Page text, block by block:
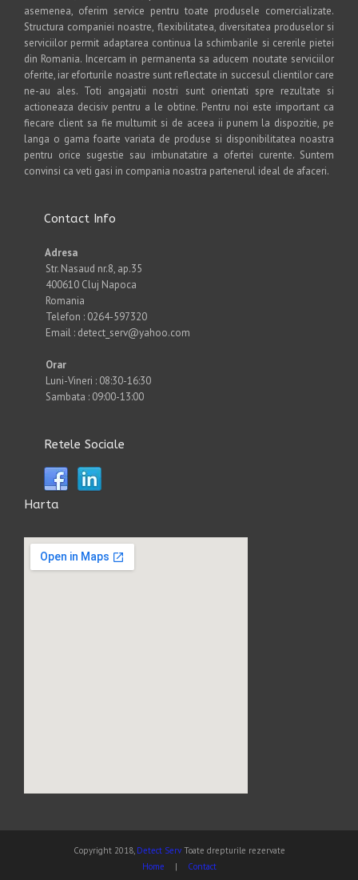
asemenea, oferim service pentru toate produsele comercializate.
Structura companiei noastre, flexibilitatea, diversitatea produselor si
serviciilor permit adaptarea continua la schimbarile si cererile pietei
din Romania. Incercam in permanenta sa aducem noutate serviciilor
oferite, iar eforturile noastre sunt reflectate in succesul clientilor care
ne-au ales. Toti angajatii nostri sunt orientati spre rezultate si
actioneaza decisiv pentru a le obtine. Pentru noi este important ca
fiecare client sa fie multumit si de aceea ii punem la dispozitie, pe
langa o gama foarte variata de produse si disponibilitatea noastra
pentru orice sugestie sau imbunatatire a ofertei curente. Suntem
convinsi ca veti gasi in compania noastra partenerul ideal de afaceri.
Contact Info
Adresa
Str. Nasaud nr.8, ap.35
400610 Cluj Napoca
Romania
Telefon : 0264-597320
Email : detect_serv@yahoo.com
Orar
Luni-Vineri : 08:30-16:30
Sambata : 09:00-13:00
Retele Sociale
Harta
Copyright 2018, Detect ServToate drepturile rezervate
Home
| Contact